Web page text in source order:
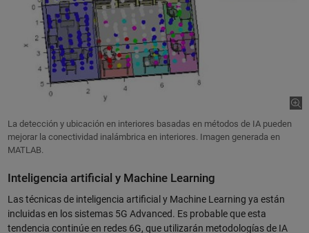
La detección y ubicación en interiores basadas en métodos de IA pueden
mejorar la conectividad inalámbrica en interiores. Imagen generada en
MATLAB.
Inteligencia artificial y Machine Learning
Las técnicas de inteligencia artificial y Machine Learning ya están
incluidas en los sistemas 5G Advanced. Es probable que esta
tendencia continúe en redes 6G, que utilizarán metodologías de IA